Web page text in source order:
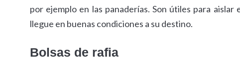
por ejemplo en las panaderías. Son útiles para
llegue en buenas condiciones a su destino.
Bolsas de rafia